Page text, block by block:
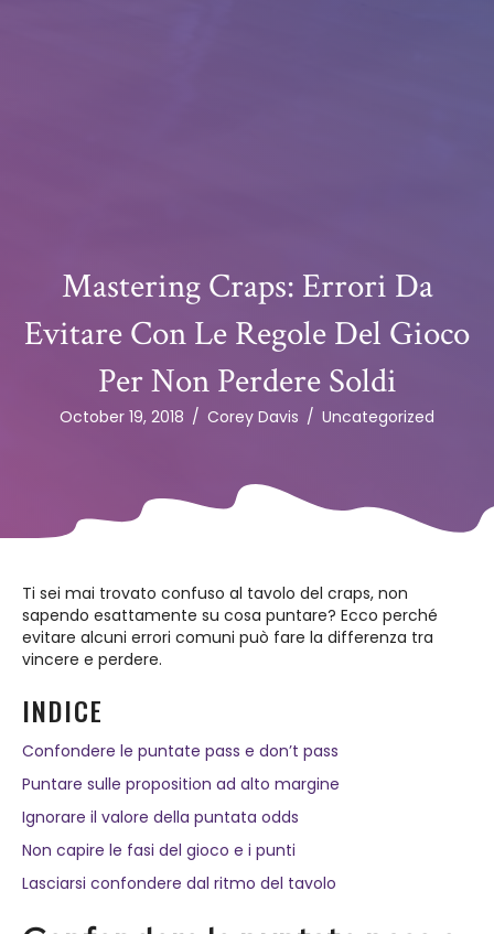
Mastering Craps: Errori Da
Evitare Con Le Regole Del Gioco
Per Non Perdere Soldi
October 19, 2018 / Corey Davis / Uncategorized
Ti sei mai trovato confuso al tavolo del craps, non
sapendo esattamente su cosa puntare? Ecco perché
evitare alcuni errori comuni può fare la differenza tra
vincere e perdere.
INDICE
Confondere le puntate pass e don’t pass
Puntare sulle proposition ad alto margine
Ignorare il valore della puntata odds
Non capire le fasi del gioco e i punti
Lasciarsi confondere dal ritmo del tavolo